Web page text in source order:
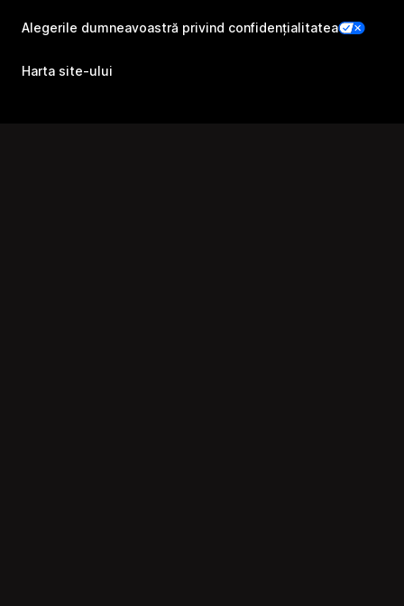
Alegerile dumneavoastră privind confidențialitatea
Harta site-ului